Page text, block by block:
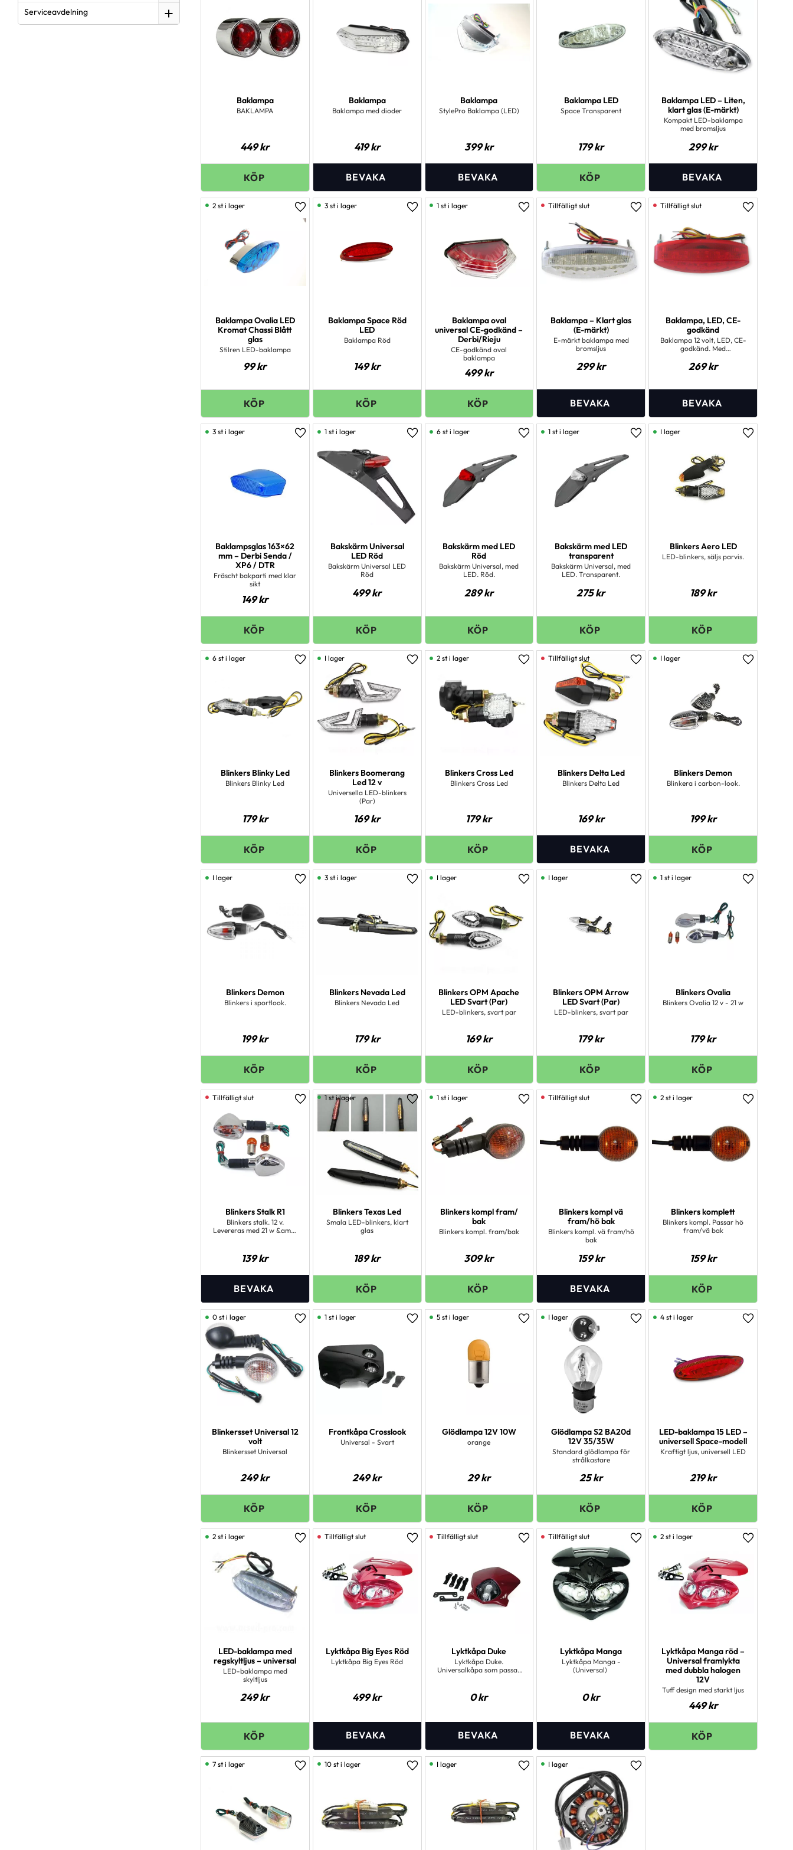
Baklampa
BAKLAMPA
449kr
Baklampa
Baklampa med dioder
419kr
Baklampa
StylePro Baklampa (LED)
399kr
Baklampa LED
Space Transparent
179kr
Baklampa LED – Liten,
klart glas (E-märkt)
Kompakt LED-baklampa
med bromsljus
299kr
Baklampa Ovalia LED
Kromat Chassi Blått
glas
Stilren LED-baklampa
99kr
Lägg till i favoriter
2 st i lager
Baklampa Space Röd
LED
Baklampa Röd
149kr
Lägg till i favoriter
3 st i lager
Baklampa oval
universal CE-godkänd –
Derbi/Rieju
CE-godkänd oval
baklampa
499kr
Lägg till i favoriter
1 st i lager
Baklampa – Klart glas
(E-märkt)
E-märkt baklampa med
bromsljus
299kr
Lägg till i favoriter
Baklampa, LED, CE-
godkänd
Baklampa 12 volt, LED, CE-
godkänd. Med
&amp; bromsljus
269kr
Lägg till i
Baklampsglas 163×62
mm – Derbi Senda /
XP6 / DTR
Fräscht bakparti med klar
sikt
149kr
Lägg till i favoriter
3 st i lager
Bakskärm Universal
LED Röd
Bakskärm Universal LED
Röd
499kr
Lägg till i favoriter
1 st i lager
Bakskärm med LED
Röd
Bakskärm Universal, med
LED. Röd.
289kr
Lägg till i favoriter
6 st i lager
Bakskärm med LED
transparent
Bakskärm Universal, med
LED. Transparent.
275kr
Lägg till i favoriter
1 st i lager
Blinkers Aero LED
LED-blinkers, säljs parvis.
189kr
Lägg till i
I lager
Blinkers Blinky Led
Blinkers Blinky Led
179kr
Lägg till i favoriter
6 st i lager
Blinkers Boomerang
Led 12 v
Universella LED-blinkers
(Par)
169kr
Lägg till i favoriter
I lager
Blinkers Cross Led
Blinkers Cross Led
179kr
Lägg till i favoriter
2 st i lager
Blinkers Delta Led
Blinkers Delta Led
169kr
Lägg till i favoriter
Blinkers Demon
Blinkera i carbon-look.
199kr
Lägg till i
I lager
Blinkers Demon
Blinkers i sportlook.
199kr
Lägg till i favoriter
I lager
Blinkers Nevada Led
Blinkers Nevada Led
179kr
Lägg till i favoriter
3 st i lager
Blinkers OPM Apache
LED Svart (Par)
LED-blinkers, svart par
169kr
Lägg till i favoriter
I lager
Blinkers OPM Arrow
LED Svart (Par)
LED-blinkers, svart par
179kr
Lägg till i favoriter
I lager
Blinkers Ovalia
Blinkers Ovalia 12 v - 21 w
179kr
Lägg till i
1 st i lager
Blinkers Stalk R1
Blinkers stalk. 12 v.
Levereras med 21 w &amp;
139kr
Lägg till i favoriter
Blinkers Texas Led
Smala LED-blinkers, klart
glas
189kr
Lägg till i favoriter
1 st i lager
Blinkers kompl fram/
bak
Blinkers kompl. fram/bak
309kr
Lägg till i favoriter
1 st i lager
Blinkers kompl vä
fram/hö bak
Blinkers kompl. vä fram/hö
bak
159kr
Lägg till i favoriter
Blinkers komplett
Blinkers kompl. Passar hö
fram/vä bak
159kr
Lägg till i
2 st i lager
Blinkersset Universal 12
volt
Blinkersset Universal
249kr
Lägg till i favoriter
0 st i lager
Frontkåpa Crosslook
Universal - Svart
249kr
Lägg till i favoriter
1 st i lager
Glödlampa 12V 10W
orange
29kr
Lägg till i favoriter
5 st i lager
Glödlampa S2 BA20d
12V 35/35W
Standard glödlampa för
strålkastare
25kr
Lägg till i favoriter
I lager
LED-baklampa 15 LED –
universell Space-modell
Kraftigt ljus, universell LED
219kr
Lägg till i
4 st i lager
LED-baklampa med
regskyltljus – universal
LED-baklampa med
skyltljus
249kr
Lägg till i favoriter
2 st i lager
Lyktkåpa Big Eyes Röd
Lyktkåpa Big Eyes Röd
499kr
Lägg till i favoriter
Lyktkåpa Duke
Lyktkåpa Duke.
Universalkåpa som passar
0kr
Lägg till i favoriter
Lyktkåpa Manga
Lyktkåpa Manga -
(Universal)
0kr
Lägg till i favoriter
Lyktkåpa Manga röd –
Universal framlykta
med dubbla halogen
12V
Tuff design med starkt ljus
449kr
Lägg till i
2 st i lager
Lägg till i favoriter
7 st i lager
Lägg till i favoriter
10 st i lager
Lägg till i favoriter
I lager
Lägg till i favoriter
I lager
Serviceavdelning